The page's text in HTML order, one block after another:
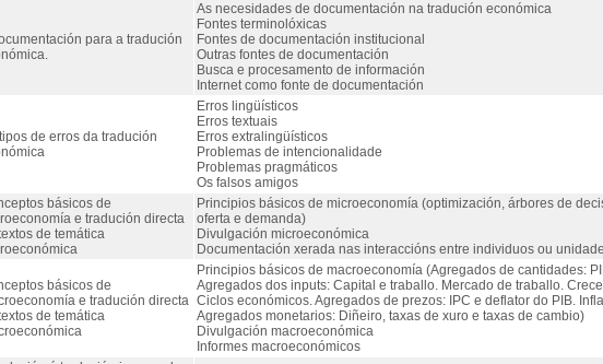
para a tradución
As necesidades de documentación na tradución económica
Fontes terminolóxicas
Fontes de documentación institucional
Outras fontes de documentación
Busca e procesamento de información
Internet como fonte de documentación
de erros da tradución
Erros lingüísticos
Erros textuais
Erros extralingüísticos
Problemas de intencionalidade
Problemas pragmáticos
Os falsos amigos
básicos de
e tradución directa
de temática
Principios básicos de microeconomía (optimización, árbores de
oferta e demanda)
Divulgación microeconómica
Documentación xerada nas interaccións entre individuos ou
básicos de
e tradución directa
de temática
Principios básicos de macroeconomía (Agregados de cantidades:
Agregados dos inputs: Capital e traballo. Mercado de traballo.
Ciclos económicos. Agregados de prezos: IPC e deflator do PIB.
Agregados monetarios: Diñeiro, taxas de xuro e taxas de cambio)
Divulgación macroeconómica
Informes macroeconómicos